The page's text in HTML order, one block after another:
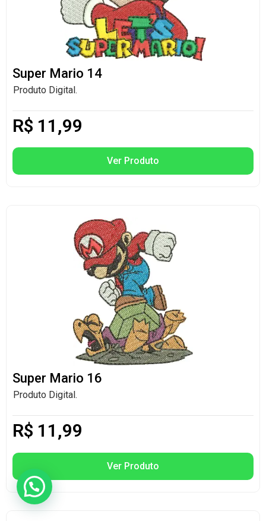
Super Mario 14
Produto Digital.
R$ 11,99
Ver Produto
Super Mario 16
Produto Digital.
R$ 11,99
Ver Produto